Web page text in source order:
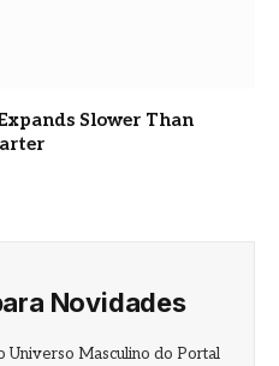
Slower Than
Novidades
Universo Masculino do Portal